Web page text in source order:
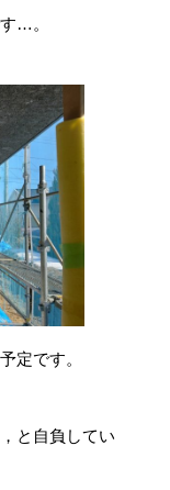
…。
定です。
と自負してい